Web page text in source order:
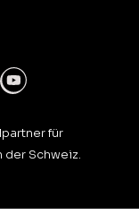
für
der Schweiz.